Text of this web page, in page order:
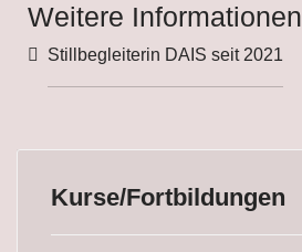
Weitere Informationen
Weitere Informationen
Stillbegleiterin DAIS seit 2021
Kurse/Fortbildungen